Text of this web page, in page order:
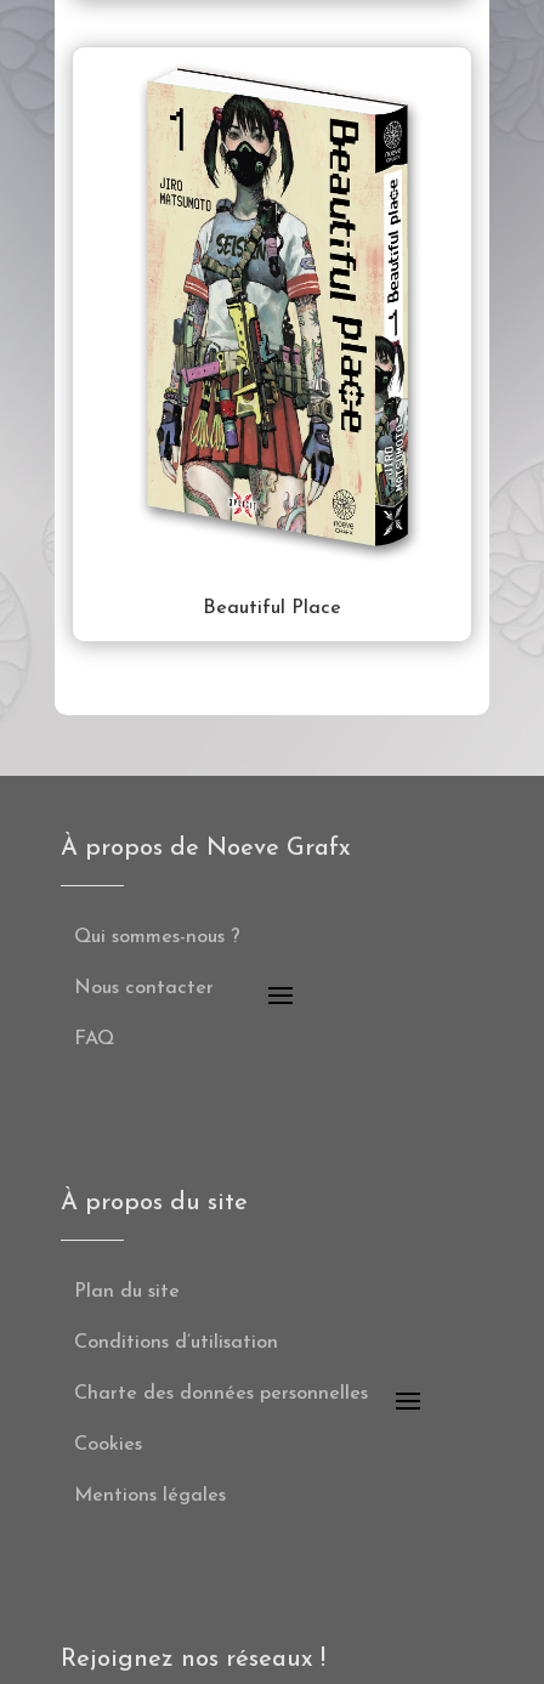
Beautiful Place
À propos de Noeve Grafx
Qui sommes-nous ?
Nous contacter
FAQ
À propos du site
Plan du site
Conditions d’utilisation
Charte des données personnelles
Cookies
Mentions légales
Rejoignez nos réseaux !